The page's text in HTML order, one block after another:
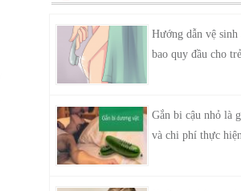
Hướng dẫn vệ sinh
bao quy đầu cho trẻ
Gắn bi cậu nhỏ là
và chi phí thực